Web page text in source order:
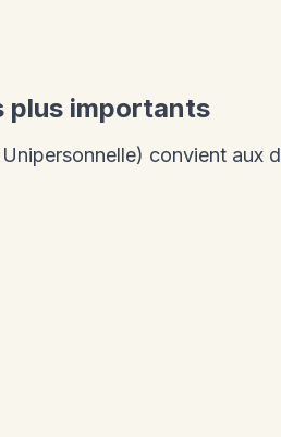
plus importants
convient aux